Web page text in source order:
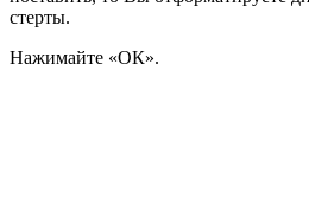
стерты.
Нажимайте «ОК».